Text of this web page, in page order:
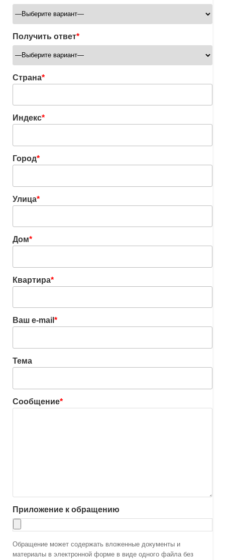
Получить ответ*
Страна*
Индекс*
Город*
Улица*
Дом*
Квартира*
Ваш e-mail *
Тема
Сообщение*
Приложение к обращению
Обращение может содержать вложенные документы и
материалы в электронной форме в виде одного файла без